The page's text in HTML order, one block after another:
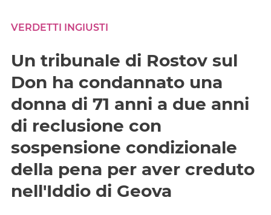
VERDETTI INGIUSTI
Un tribunale di Rostov sul
Don ha condannato una
donna di 71 anni a due anni
di reclusione con
sospensione condizionale
della pena per aver creduto
nell'Iddio di Geova